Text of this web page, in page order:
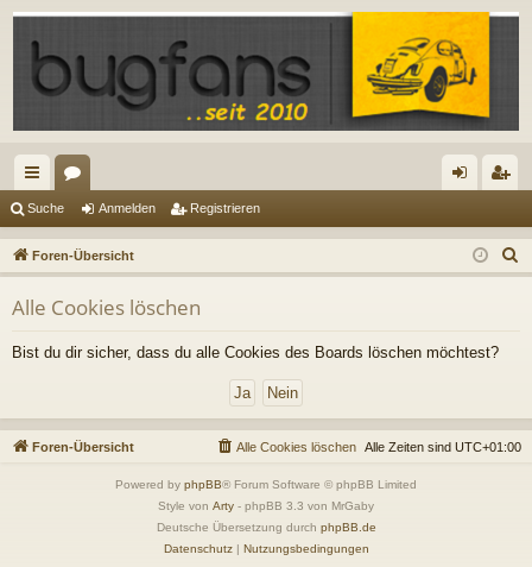
ch
ne
llz
ug
riff
en m
el
n
ist
rie
Suche Anmelden Registrieren
Foren-Übersicht
u
Alle Cookies löschen
Bist du dir sicher, dass du alle Cookies des Boards löschen möchtest?
Foren-Übersicht Alle Zeiten sind UTC+01:00
Alle Cookies löschen
Powered by phpBB® Forum Software © phpBB Limited
Style von Arty - phpBB 3.3 von MrGaby
Deutsche Übersetzung durch phpBB.de
Datenschutz| Nutzungsbedingungen